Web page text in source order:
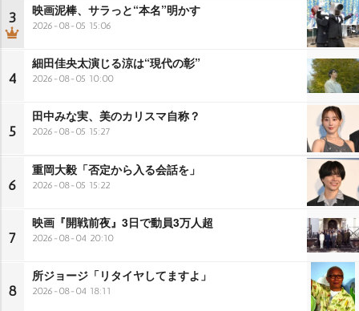
3 映画泥棒、サラっと“本名”明かす
2026-08-05 15:06
4
細田佳央太演じる涼は“現代の彰”
2026-08-05 10:00
5
田中みな実、美のカリスマ自称？
2026-08-05 15:27
6
重岡大毅「否定から入る会話を」
2026-08-05 15:22
7
映画『開戦前夜』3日で動員3万人超
2026-08-04 20:10
8
所ジョージ「リタイヤしてますよ」
2026-08-04 18:11